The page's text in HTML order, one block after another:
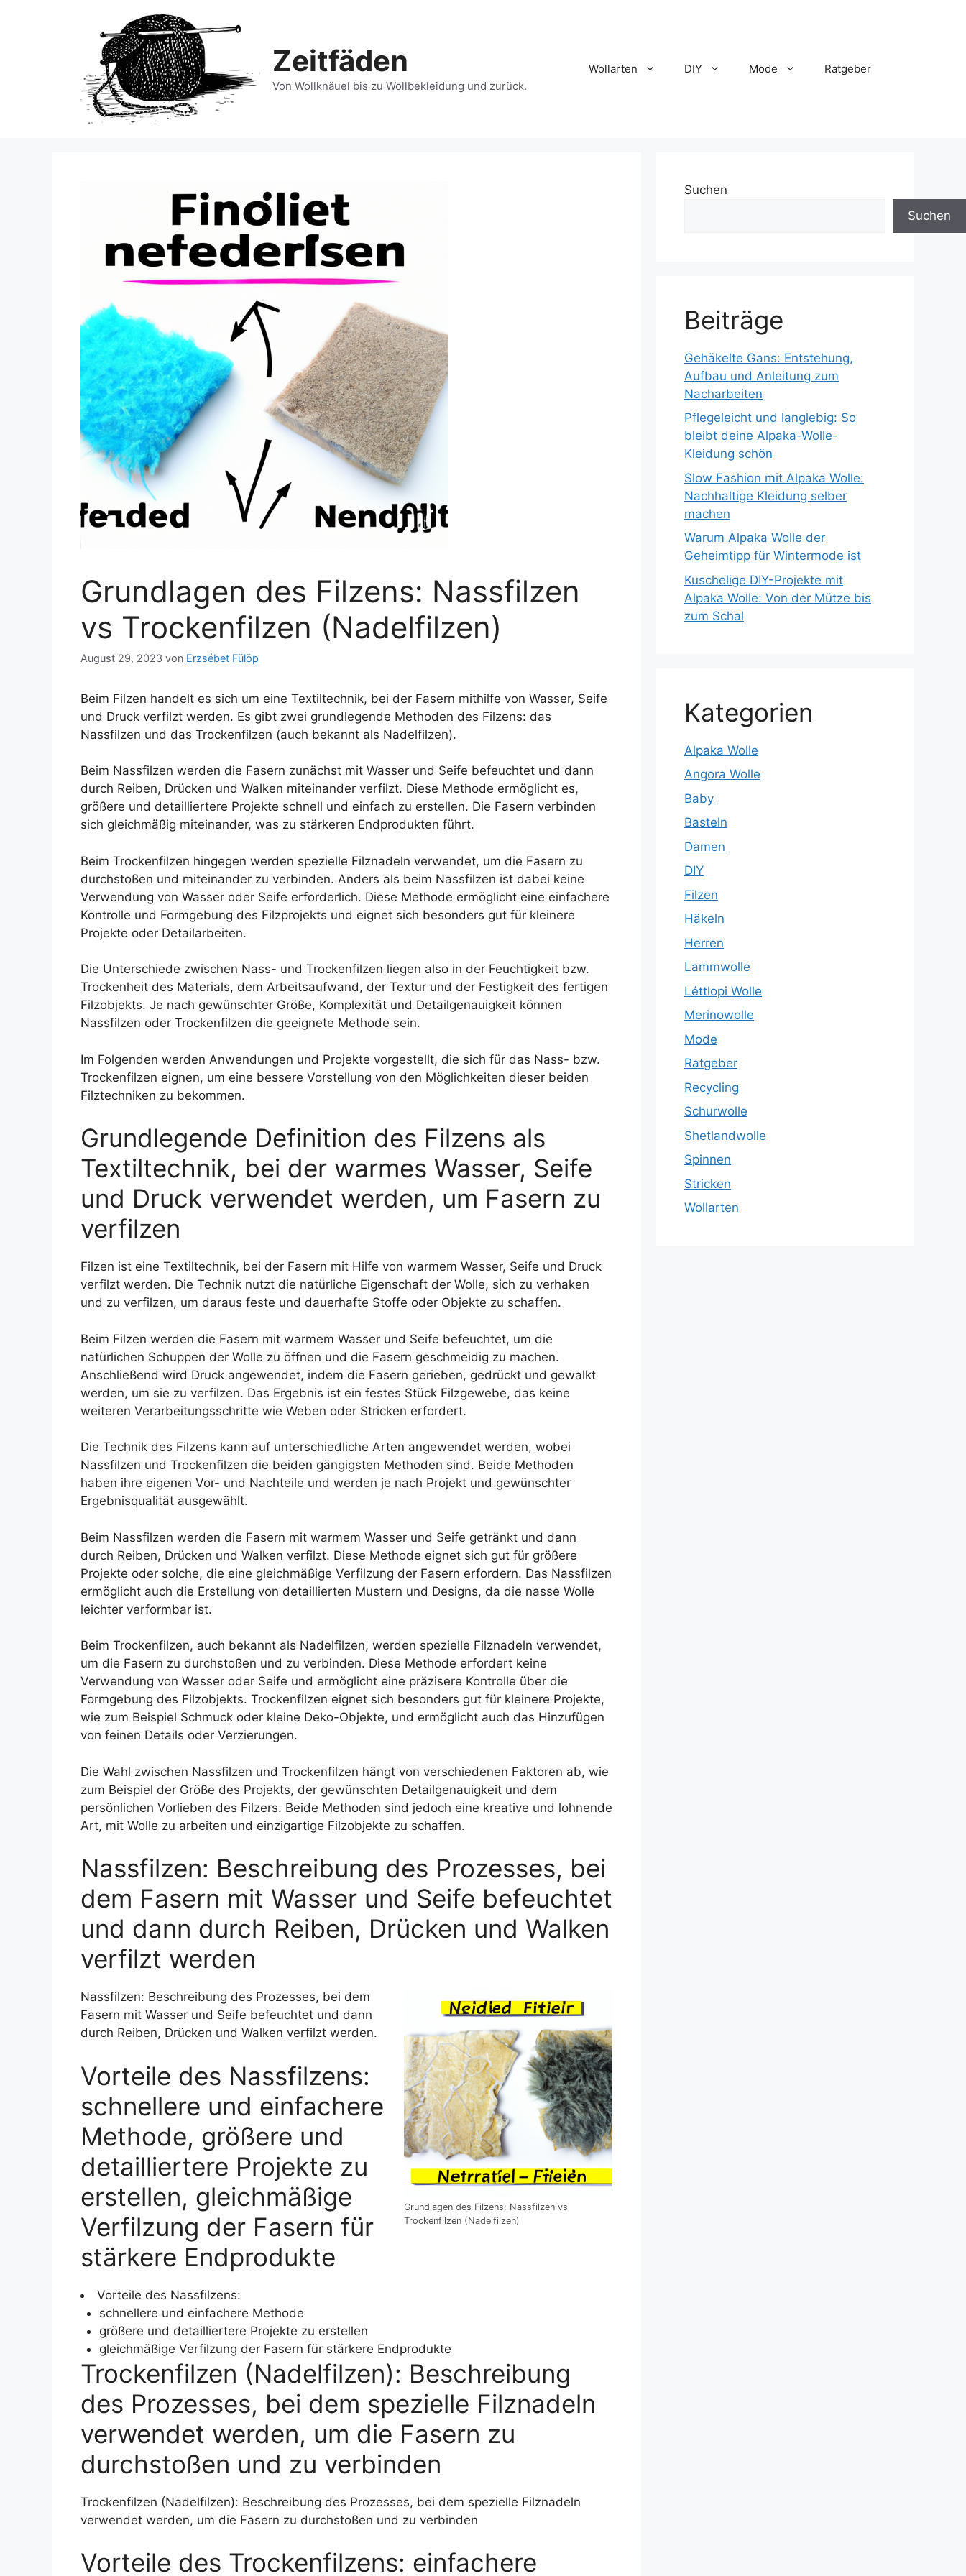
Zeitfäden
Von Wollknäuel bis zu Wollbekleidung und zurück.
Wollarten DIY Mode Ratgeber
Grundlagen des Filzens: Nassfilzen
vs Trockenfilzen (Nadelfilzen)
August 29, 2023 von Erzsébet Fülöp
Beim Filzen handelt es sich um eine Textiltechnik, bei der Fasern mithilfe von Wasser, Seife
und Druck verfilzt werden. Es gibt zwei grundlegende Methoden des Filzens: das
Nassfilzen und das Trockenfilzen (auch bekannt als Nadelfilzen).
Beim Nassfilzen werden die Fasern zunächst mit Wasser und Seife befeuchtet und dann
durch Reiben, Drücken und Walken miteinander verfilzt. Diese Methode ermöglicht es,
größere und detailliertere Projekte schnell und einfach zu erstellen. Die Fasern verbinden
sich gleichmäßig miteinander, was zu stärkeren Endprodukten führt.
Beim Trockenfilzen hingegen werden spezielle Filznadeln verwendet, um die Fasern zu
durchstoßen und miteinander zu verbinden. Anders als beim Nassfilzen ist dabei keine
Verwendung von Wasser oder Seife erforderlich. Diese Methode ermöglicht eine einfachere
Kontrolle und Formgebung des Filzprojekts und eignet sich besonders gut für kleinere
Projekte oder Detailarbeiten.
Die Unterschiede zwischen Nass- und Trockenfilzen liegen also in der Feuchtigkeit bzw.
Trockenheit des Materials, dem Arbeitsaufwand, der Textur und der Festigkeit des fertigen
Filzobjekts. Je nach gewünschter Größe, Komplexität und Detailgenauigkeit können
Nassfilzen oder Trockenfilzen die geeignete Methode sein.
Im Folgenden werden Anwendungen und Projekte vorgestellt, die sich für das Nass- bzw.
Trockenfilzen eignen, um eine bessere Vorstellung von den Möglichkeiten dieser beiden
Filztechniken zu bekommen.
Grundlegende Definition des Filzens als
Textiltechnik, bei der warmes Wasser, Seife
und Druck verwendet werden, um Fasern zu
verfilzen
Filzen ist eine Textiltechnik, bei der Fasern mit Hilfe von warmem Wasser, Seife und Druck
verfilzt werden. Die Technik nutzt die natürliche Eigenschaft der Wolle, sich zu verhaken
und zu verfilzen, um daraus feste und dauerhafte Stoffe oder Objekte zu schaffen.
Beim Filzen werden die Fasern mit warmem Wasser und Seife befeuchtet, um die
natürlichen Schuppen der Wolle zu öffnen und die Fasern geschmeidig zu machen.
Anschließend wird Druck angewendet, indem die Fasern gerieben, gedrückt und gewalkt
werden, um sie zu verfilzen. Das Ergebnis ist ein festes Stück Filzgewebe, das keine
weiteren Verarbeitungsschritte wie Weben oder Stricken erfordert.
Die Technik des Filzens kann auf unterschiedliche Arten angewendet werden, wobei
Nassfilzen und Trockenfilzen die beiden gängigsten Methoden sind. Beide Methoden
haben ihre eigenen Vor- und Nachteile und werden je nach Projekt und gewünschter
Ergebnisqualität ausgewählt.
Beim Nassfilzen werden die Fasern mit warmem Wasser und Seife getränkt und dann
durch Reiben, Drücken und Walken verfilzt. Diese Methode eignet sich gut für größere
Projekte oder solche, die eine gleichmäßige Verfilzung der Fasern erfordern. Das Nassfilzen
ermöglicht auch die Erstellung von detaillierten Mustern und Designs, da die nasse Wolle
leichter verformbar ist.
Beim Trockenfilzen, auch bekannt als Nadelfilzen, werden spezielle Filznadeln verwendet,
um die Fasern zu durchstoßen und zu verbinden. Diese Methode erfordert keine
Verwendung von Wasser oder Seife und ermöglicht eine präzisere Kontrolle über die
Formgebung des Filzobjekts. Trockenfilzen eignet sich besonders gut für kleinere Projekte,
wie zum Beispiel Schmuck oder kleine Deko-Objekte, und ermöglicht auch das Hinzufügen
von feinen Details oder Verzierungen.
Die Wahl zwischen Nassfilzen und Trockenfilzen hängt von verschiedenen Faktoren ab, wie
zum Beispiel der Größe des Projekts, der gewünschten Detailgenauigkeit und dem
persönlichen Vorlieben des Filzers. Beide Methoden sind jedoch eine kreative und lohnende
Art, mit Wolle zu arbeiten und einzigartige Filzobjekte zu schaffen.
Nassfilzen: Beschreibung des Prozesses, bei
dem Fasern mit Wasser und Seife befeuchtet
und dann durch Reiben, Drücken und Walken
verfilzt werden
Grundlagen des Filzens: Nassfilzen vs
Trockenfilzen (Nadelfilzen)
Nassfilzen: Beschreibung des Prozesses, bei dem
Fasern mit Wasser und Seife befeuchtet und dann
durch Reiben, Drücken und Walken verfilzt werden.
Vorteile des Nassfilzens:
schnellere und einfachere
Methode, größere und
detailliertere Projekte zu
erstellen, gleichmäßige
Verfilzung der Fasern für
stärkere Endprodukte
Vorteile des Nassfilzens:
schnellere und einfachere Methode
größere und detailliertere Projekte zu erstellen
gleichmäßige Verfilzung der Fasern für stärkere Endprodukte
Trockenfilzen (Nadelfilzen): Beschreibung
des Prozesses, bei dem spezielle Filznadeln
verwendet werden, um die Fasern zu
durchstoßen und zu verbinden
Trockenfilzen (Nadelfilzen): Beschreibung des Prozesses, bei dem spezielle Filznadeln
verwendet werden, um die Fasern zu durchstoßen und zu verbinden
Vorteile des Trockenfilzens: einfachere
Suchen
Suchen
Beiträge
Gehäkelte Gans: Entstehung,
Aufbau und Anleitung zum
Nacharbeiten
Pflegeleicht und langlebig: So
bleibt deine Alpaka-Wolle-
Kleidung schön
Slow Fashion mit Alpaka Wolle:
Nachhaltige Kleidung selber
machen
Warum Alpaka Wolle der
Geheimtipp für Wintermode ist
Kuschelige DIY-Projekte mit
Alpaka Wolle: Von der Mütze bis
zum Schal
Kategorien
Alpaka Wolle
Angora Wolle
Baby
Basteln
Damen
DIY
Filzen
Häkeln
Herren
Lammwolle
Léttlopi Wolle
Merinowolle
Mode
Ratgeber
Recycling
Schurwolle
Shetlandwolle
Spinnen
Stricken
Wollarten